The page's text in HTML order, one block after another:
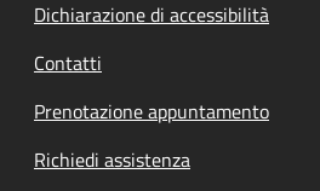
Dichiarazione di accessibilità
Contatti
Prenotazione appuntamento
Richiedi assistenza